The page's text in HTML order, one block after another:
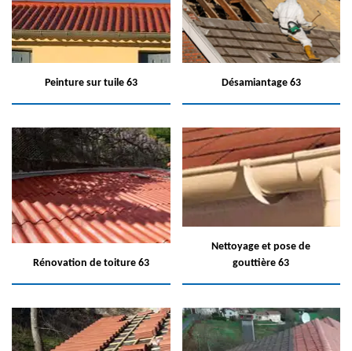
Peinture sur tuile 63 Désamiantage 63
Rénovation de toiture 63
Nettoyage et pose de
gouttière 63